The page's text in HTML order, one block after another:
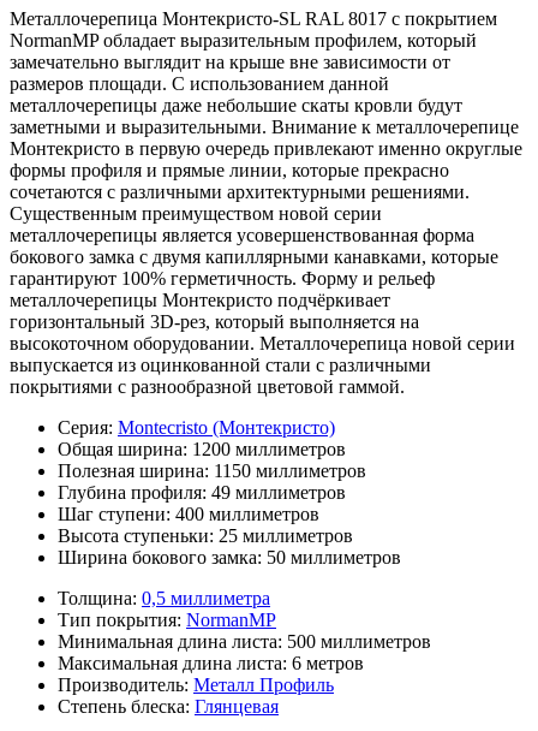
Металлочерепица Монтекристо-SL RAL 8017 с покрытием
NormanMP обладает выразительным профилем, который
замечательно выглядит на крыше вне зависимости от
размеров площади. С использованием данной
металлочерепицы даже небольшие скаты кровли будут
заметными и выразительными. Внимание к металлочерепице
Монтекристо в первую очередь привлекают именно округлые
формы профиля и прямые линии, которые прекрасно
сочетаются с различными архитектурными решениями.
Существенным преимуществом новой серии
металлочерепицы является усовершенствованная форма
бокового замка с двумя капиллярными канавками, которые
гарантируют 100% герметичность. Форму и рельеф
металлочерепицы Монтекристо подчёркивает
горизонтальный 3D-рез, который выполняется на
высокоточном оборудовании. Металлочерепица новой серии
выпускается из оцинкованной стали с различными
покрытиями с разнообразной цветовой гаммой.
Серия: Montecristo (Монтекристо)
Общая ширина: 1200 миллиметров
Полезная ширина: 1150 миллиметров
Глубина профиля: 49 миллиметров
Шаг ступени: 400 миллиметров
Высота ступеньки: 25 миллиметров
Ширина бокового замка: 50 миллиметров
Толщина: 0,5 миллиметра
Тип покрытия: NormanMP
Минимальная длина листа: 500 миллиметров
Максимальная длина листа: 6 метров
Производитель: Металл Профиль
Степень блеска: Глянцевая